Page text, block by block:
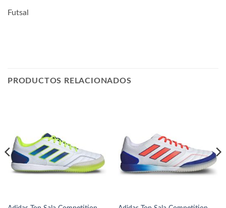
Futsal
PRODUCTOS RELACIONADOS